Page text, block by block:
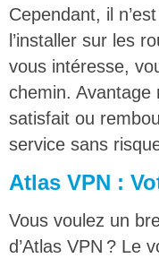
Cependant, il
l’installer sur les
vous intéresse,
chemin. Avantage
satisfait ou
service sans
Atlas VPN :
Vous voulez un
d’Atlas VPN ? Le